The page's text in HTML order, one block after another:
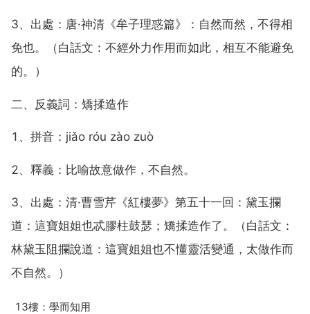
3、出處：唐·神清《牟子理惑篇》：自然而然，不得相
免也。（白話文：不經外力作用而如此，相互不能避免
的。）
二、反義詞：矯揉造作
1、拼音：jiǎo róu zào zuò
2、釋義：比喻故意做作，不自然。
3、出處：清·曹雪芹《紅樓夢》第五十一回：黛玉攔
道：這寶姐姐也忒膠柱鼓瑟；矯揉造作了。（白話文：
林黛玉阻攔說道：這寶姐姐也不懂靈活變通，太做作而
不自然。）
13樓：學而知用